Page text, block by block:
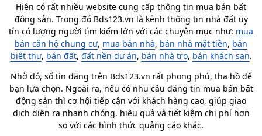
Hiện có rất nhiều website cung cấp thông tin mua bán bất
động sản. Trong đó Bds123.vn là kênh thông tin nhà đất uy
tín có lượng người tìm kiếm lớn với các chuyên mục như: mua
bán căn hộ chung cư, mua bán nhà, bán nhà mặt tiền, bán
biệt thự, bán đất, đất nền dự án, bán nhà trọ, bán khách sạn.
Nhờ đó, số tin đăng trên Bds123.vn rất phong phú, tha hồ để
bạn lựa chọn. Ngoài ra, nếu có nhu cầu đăng tin mua bán bất
động sản thì cơ hội tiếp cận với khách hàng cao, giúp giao
dịch diễn ra nhanh chóng, hiệu quả và tiết kiệm chi phí hơn
so với các hình thức quảng cáo khác.